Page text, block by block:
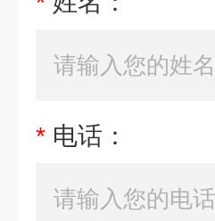
* 电话：